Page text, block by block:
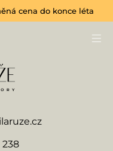
cena do konce léta
238